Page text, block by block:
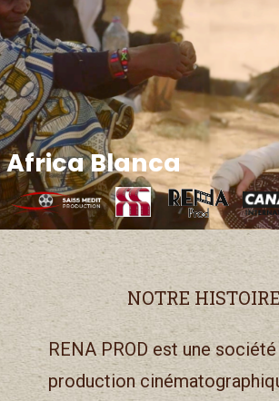
Africa Blanca
NOTRE HISTOIRE
RENA PROD est une
production